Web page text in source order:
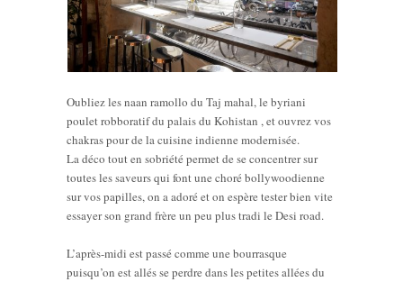
Oubliez les naan ramollo du Taj mahal, le byriani
poulet robboratif du palais du Kohistan , et ouvrez vos
chakras pour de la cuisine indienne modernisée.
La déco tout en sobriété permet de se concentrer sur
toutes les saveurs qui font une choré bollywoodienne
sur vos papilles, on a adoré et on espère tester bien vite
essayer son grand frère un peu plus tradi le Desi road.
L’après-midi est passé comme une bourrasque
puisqu’on est allés se perdre dans les petites allées du